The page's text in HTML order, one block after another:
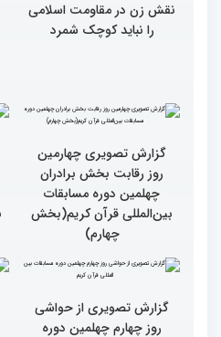
محفل قرآنی «خیرات
حسان»(بخش سوم)
گزارش تصویری سومین
محفل قرآنی «خیرات
حسان»(بخش اول)
نقش زن در مقاومت اسلامی
را نباید کوچک شمرد